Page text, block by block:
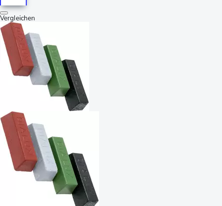
Vergleichen